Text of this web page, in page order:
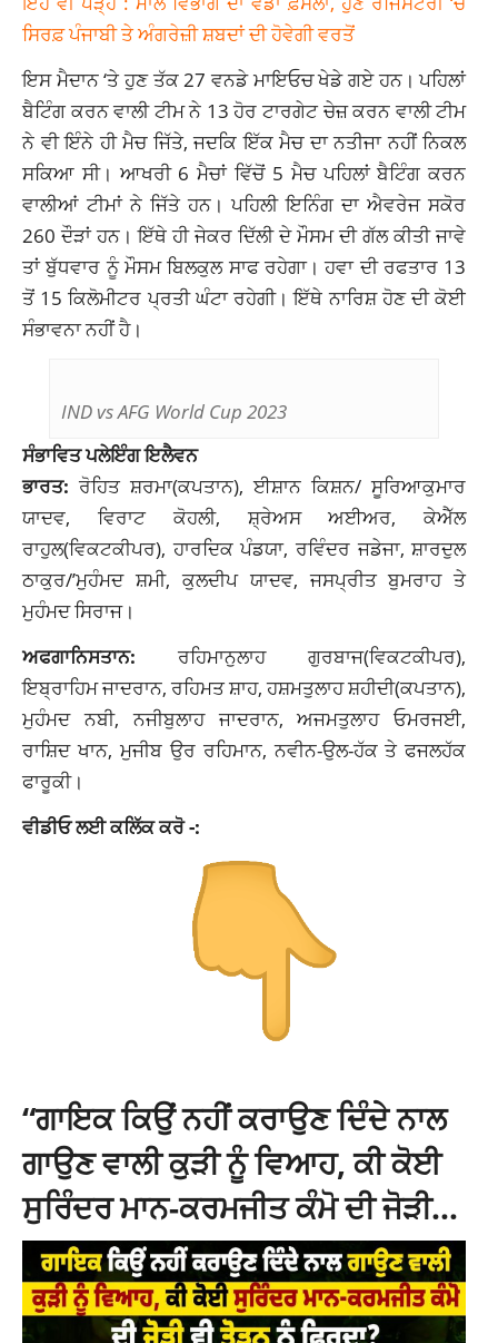
ਸਿਰਫ਼ ਪੰਜਾਬੀ ਤੇ ਅੰਗਰੇਜ਼ੀ ਸ਼ਬਦਾਂ ਦੀ ਹੋਵੇਗੀ ਵਰਤੋਂ
ਇਸ ਮੈਦਾਨ ‘ਤੇ ਹੁਣ ਤੱਕ 27 ਵਨਡੇ ਮਾਇਓਚ ਖੇਡੇ ਗਏ ਹਨ। ਪਹਿਲਾਂ
ਬੈਟਿੰਗ ਕਰਨ ਵਾਲੀ ਟੀਮ ਨੇ 13 ਹੋਰ ਟਾਰਗੇਟ ਚੇਜ਼ ਕਰਨ ਵਾਲੀ ਟੀਮ
ਨੇ ਵੀ ਇੰਨੇ ਹੀ ਮੈਚ ਜਿੱਤੇ, ਜਦਕਿ ਇੱਕ ਮੈਚ ਦਾ ਨਤੀਜਾ ਨਹੀਂ ਨਿਕਲ
ਸਕਿਆ ਸੀ। ਆਖਰੀ 6 ਮੈਚਾਂ ਵਿੱਚੋਂ 5 ਮੈਚ ਪਹਿਲਾਂ ਬੈਟਿੰਗ ਕਰਨ
ਵਾਲੀਆਂ ਟੀਮਾਂ ਨੇ ਜਿੱਤੇ ਹਨ। ਪਹਿਲੀ ਇਨਿੰਗ ਦਾ ਐਵਰੇਜ ਸਕੋਰ
260 ਦੌੜਾਂ ਹਨ। ਇੱਥੇ ਹੀ ਜੇਕਰ ਦਿੱਲੀ ਦੇ ਮੌਸਮ ਦੀ ਗੱਲ ਕੀਤੀ ਜਾਵੇ
ਤਾਂ ਬੁੱਧਵਾਰ ਨੂੰ ਮੌਸਮ ਬਿਲਕੁਲ ਸਾਫ ਰਹੇਗਾ। ਹਵਾ ਦੀ ਰਫਤਾਰ 13
ਤੋਂ 15 ਕਿਲੋਮੀਟਰ ਪ੍ਰਤੀ ਘੰਟਾ ਰਹੇਗੀ। ਇੱਥੇ ਨਾਰਿਸ਼ ਹੋਣ ਦੀ ਕੋਈ
ਸੰਭਾਵਨਾ ਨਹੀਂ ਹੈ।
IND vs AFG World Cup 2023
ਸੰਭਾਵਿਤ ਪਲੇਇੰਗ ਇਲੈਵਨ
ਭਾਰਤ: ਰੋਹਿਤ ਸ਼ਰਮਾ(ਕਪਤਾਨ), ਈਸ਼ਾਨ ਕਿਸ਼ਨ/ ਸੂਰਿਆਕੁਮਾਰ
ਯਾਦਵ, ਵਿਰਾਟ ਕੋਹਲੀ, ਸ਼੍ਰੇਅਸ ਅਈਅਰ, ਕੇਐੱਲ
ਰਾਹੁਲ(ਵਿਕਟਕੀਪਰ), ਹਾਰਦਿਕ ਪੰਡਯਾ, ਰਵਿੰਦਰ ਜਡੇਜਾ, ਸ਼ਾਰਦੁਲ
ਠਾਕੁਰ/’ਮੁਹੰਮਦ ਸ਼ਮੀ, ਕੁਲਦੀਪ ਯਾਦਵ, ਜਸਪ੍ਰੀਤ ਬੁਮਰਾਹ ਤੇ
ਮੁਹੰਮਦ ਸਿਰਾਜ।
ਅਫਗਾਨਿਸਤਾਨ: ਰਹਿਮਾਨੁਲਾਹ ਗੁਰਬਾਜ(ਵਿਕਟਕੀਪਰ),
ਇਬ੍ਰਾਹਿਮ ਜਾਦਰਾਨ, ਰਹਿਮਤ ਸ਼ਾਹ, ਹਸ਼ਮਤੁਲਾਹ ਸ਼ਹੀਦੀ(ਕਪਤਾਨ),
ਮੁਹੰਮਦ ਨਬੀ, ਨਜੀਬੁਲਾਹ ਜਾਦਰਾਨ, ਅਜਮਤੁਲਾਹ ਓਮਰਜਈ,
ਰਾਸ਼ਿਦ ਖਾਨ, ਮੁਜੀਬ ਉਰ ਰਹਿਮਾਨ, ਨਵੀਨ-ਉਲ-ਹੱਕ ਤੇ ਫਜਲਹੱਕ
ਫਾਰੂਕੀ।
ਵੀਡੀਓ ਲਈ ਕਲਿੱਕ ਕਰੋ -:
“ਗਾਇਕ ਕਿਉਂ ਨਹੀਂ ਕਰਾਉਣ ਦਿੰਦੇ ਨਾਲ
ਗਾਉਣ ਵਾਲੀ ਕੁੜੀ ਨੂੰ ਵਿਆਹ, ਕੀ ਕੋਈ
ਸੁਰਿੰਦਰ ਮਾਨ-ਕਰਮਜੀਤ ਕੰਮੋ ਦੀ ਜੋੜੀ…